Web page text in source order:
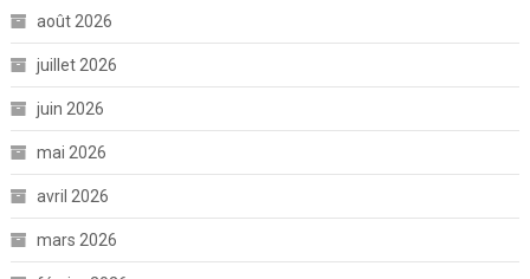
août 2026
juillet 2026
juin 2026
mai 2026
avril 2026
mars 2026